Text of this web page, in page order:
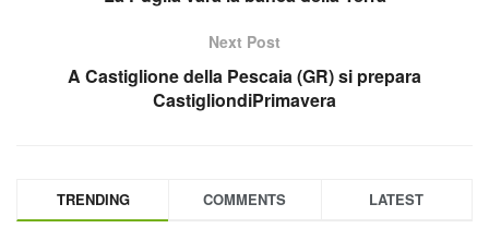
Next Post
A Castiglione della Pescaia (GR) si prepara
CastigliondiPrimavera
TRENDING COMMENTS LATEST